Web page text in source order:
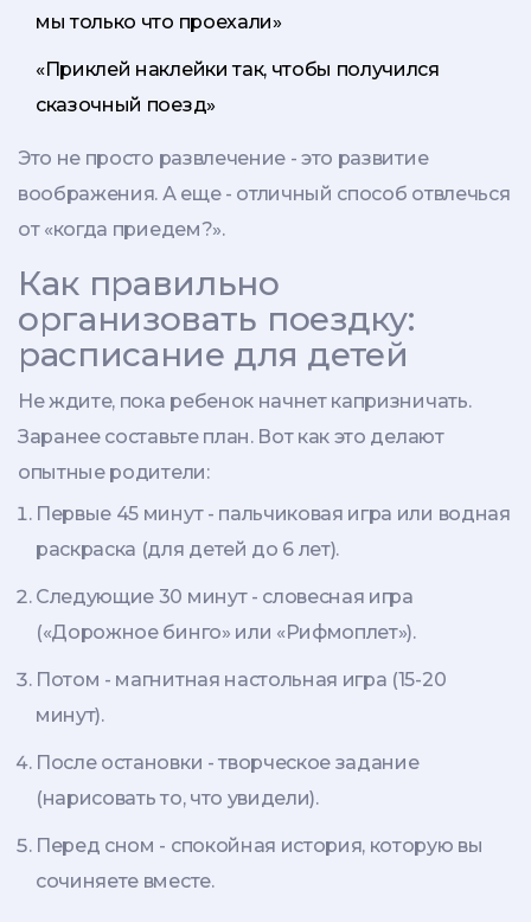
мы только что проехали»
«Приклей наклейки так, чтобы получился
сказочный поезд»
Это не просто развлечение - это развитие
воображения. А еще - отличный способ отвлечься
от «когда приедем?».
Как правильно
организовать поездку:
расписание для детей
Не ждите, пока ребенок начнет капризничать.
Заранее составьте план. Вот как это делают
опытные родители:
Первые 45 минут - пальчиковая игра или водная
раскраска (для детей до 6 лет).
Следующие 30 минут - словесная игра
(«Дорожное бинго» или «Рифмоплет»).
Потом - магнитная настольная игра (15-20
минут).
После остановки - творческое задание
(нарисовать то, что увидели).
Перед сном - спокойная история, которую вы
сочиняете вместе.